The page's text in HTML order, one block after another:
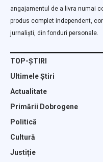
angajamentul de a livra numai
produs complet independent,
jurnaliști, din fonduri personale.
TOP-ȘTIRI
Ultimele Știri
Actualitate
Primării Dobrogene
Politică
Cultură
Justiție